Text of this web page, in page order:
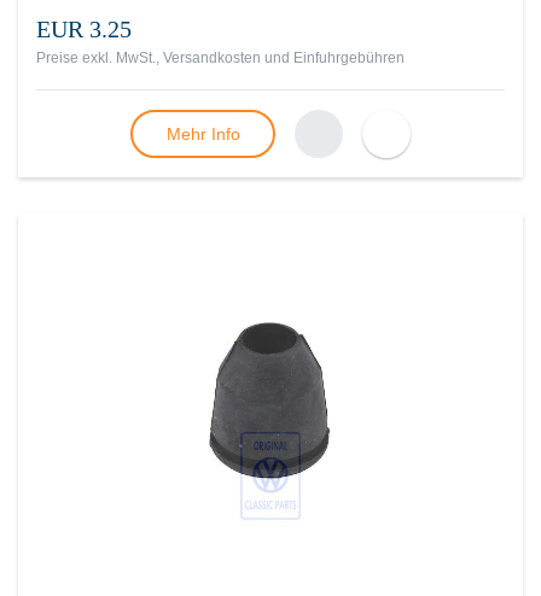
EUR 3.25
Preise exkl. MwSt., Versandkosten und Einfuhrgebühren
Mehr Info